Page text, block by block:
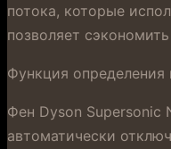
потока, которые
позволяет
Функция определения
Фен Dyson Supersonic
автоматически